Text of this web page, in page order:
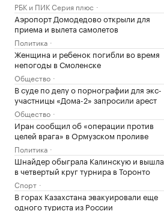
РБК и ПИК Серия плюс
Аэропорт Домодедово открыли для
приема и вылета самолетов
Политика
Женщина и ребенок погибли во время
непогоды в Смоленске
Общество
В суде по делу о порнографии для экс-
участницы «Дома-2» запросили арест
Общество
Иран сообщил об «операции против
целей врага» в Ормузском проливе
Политика
Шнайдер обыграла Калинскую и вышла
в четвертый круг турнира в Торонто
Спорт
В горах Казахстана эвакуировали еще
одного туриста из России